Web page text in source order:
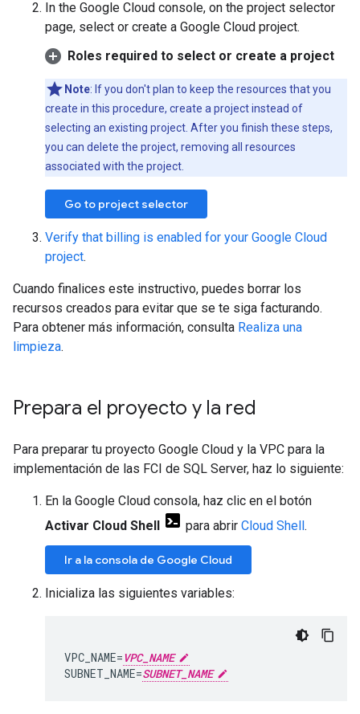
In the Google Cloud console, on the project selector
page, select or create a Google Cloud project.
Roles required to select or create a project
Note: If you don't plan to keep the resources that you
create in this procedure, create a project instead of
selecting an existing project. After you finish these steps,
you can delete the project, removing all resources
associated with the project.
Go to project selector
Verify that billing is enabled for your Google Cloud
project.
Cuando finalices este instructivo, puedes borrar los
recursos creados para evitar que se te siga facturando.
Para obtener más información, consulta Realiza una
limpieza.
Prepara el proyecto y la red
Para preparar tu proyecto Google Cloud y la VPC para la
implementación de las FCI de SQL Server, haz lo siguiente:
En la Google Cloud consola, haz clic en el botón
Activar Cloud Shell
para abrir Cloud Shell.
Ir a la consola de Google Cloud
Inicializa las siguientes variables:
VPC_NAME=VPC_NAME
SUBNET_NAME=SUBNET_NAME